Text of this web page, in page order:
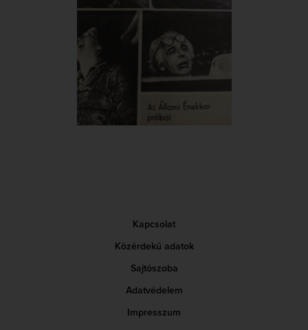
Kapcsolat
Közérdekű adatok
Sajtószoba
Adatvédelem
Impresszum